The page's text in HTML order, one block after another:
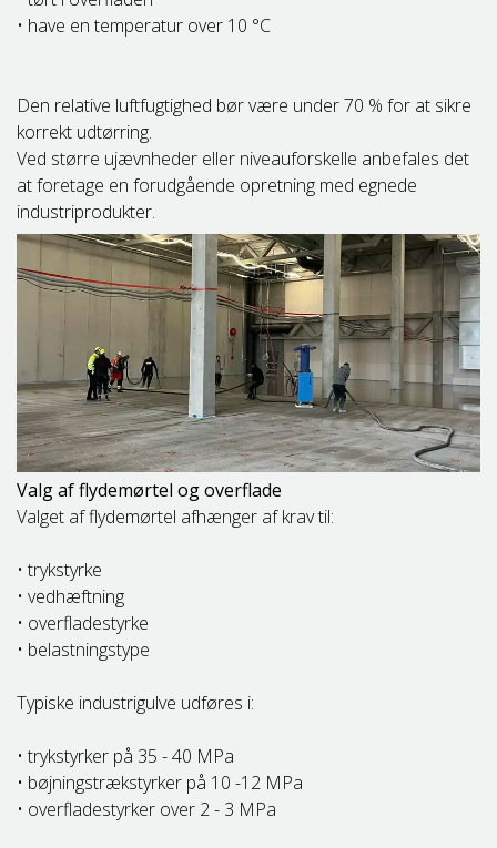
• have en temperatur over 10 °C
Den relative luftfugtighed bør være under 70 % for at sikre
korrekt udtørring.
Ved større ujævnheder eller niveauforskelle anbefales det
at foretage en forudgående opretning med egnede
industriprodukter.
Valg af flydemørtel og overflade
Valget af flydemørtel afhænger af krav til:
• trykstyrke
• vedhæftning
• overfladestyrke
• belastningstype
Typiske industrigulve udføres i:
• trykstyrker på 35 - 40 MPa
• bøjningstrækstyrker på 10 -12 MPa
• overfladestyrker over 2 - 3 MPa